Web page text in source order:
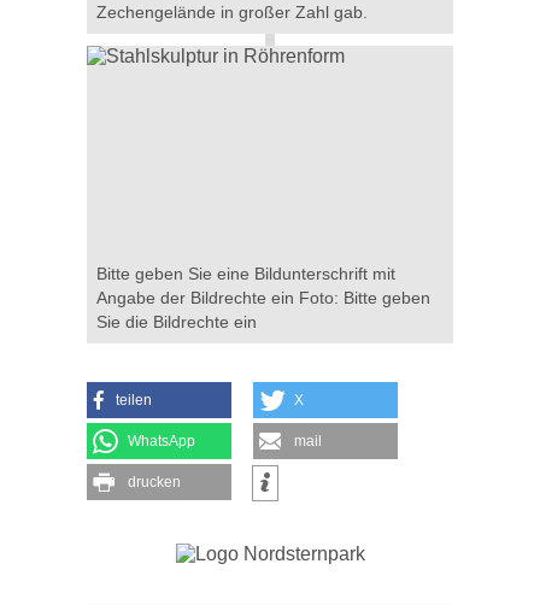
Zechengelände in großer Zahl gab.
Bitte geben Sie eine Bildunterschrift mit
Angabe der Bildrechte ein Foto: Bitte geben
Sie die Bildrechte ein
teilen X
WhatsApp mail
drucken